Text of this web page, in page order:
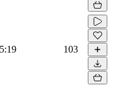
5:19 103